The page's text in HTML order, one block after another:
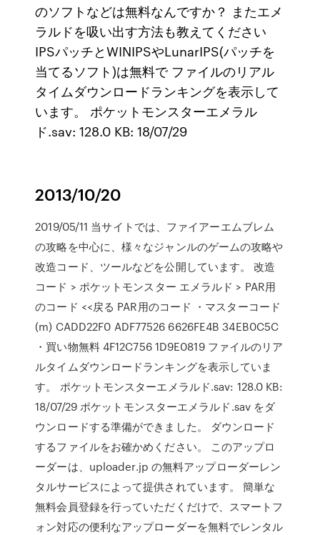
のソフトなどは無料なんですか？ またエメ
ラルドを吸い出す方法も教えてください
IPSパッチとWINIPSやLunarIPS(パッチを
当てるソフト)は無料で ファイルのリアル
タイムダウンロードランキングを表示して
います。 ポケットモンスターエメラル
ド.sav: 128.0 KB: 18/07/29
2013/10/20
2019/05/11 当サイトでは、ファイアーエムブレム
の攻略を中心に、様々なジャンルのゲームの攻略や
改造コード、ツールなどを公開しています。 改造
コード > ポケットモンスター エメラルド > PAR用
のコード <<戻る PAR用のコード ・マスターコード
(m) CADD22F0 ADF77526 6626FE4B 34EB0C5C
・買い物無料 4F12C756 1D9E0819 ファイルのリア
ルタイムダウンロードランキングを表示していま
す。 ポケットモンスターエメラルド.sav: 128.0 KB:
18/07/29 ポケットモンスターエメラルド.sav をダ
ウンロードする準備ができました。 ダウンロード
するファイルをお確かめください。 このアップロ
ーダーは、uploader.jp の無料アップローダーレン
タルサービスによって提供されています。 簡単な
無料会員登録を行っていただくだけで、スマートフ
ォン対応の便利なアップローダーを無料でレンタル